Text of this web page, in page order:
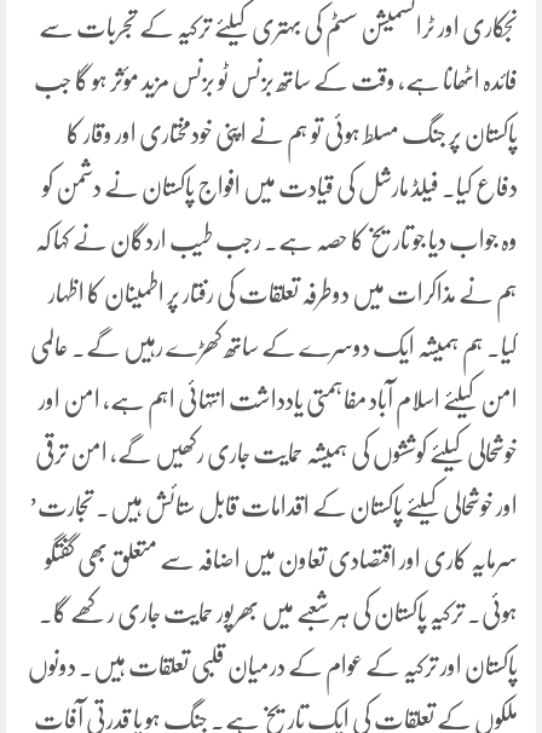
نجکاری اور ٹرانسمیشن سسٹم کی بہتری کیلئے ترکیہ کے تجربات سے
فائدہ اٹھانا ہے، وقت کے ساتھ بزنس ٹو بزنس مزید مؤثر ہو گا جب
پاکستان پر جنگ مسلط ہوئی تو ہم نے اپنی خودمختاری اور وقار کا
دفاع کیا۔ فیلڈ مارشل کی قیادت میں افواج پاکستان نے دشمن کو
وہ جواب دیا جو تاریخ کا حصہ ہے۔ رجب طیب اردگان نے کہا کہ
ہم نے مذاکرات میں دوطرفہ تعلقات کی رفتار پر اطمینان کا اظہار
کیا۔ ہم ہمیشہ ایک دوسرے کے ساتھ کھڑے رہیں گے۔ عالمی
امن کیلئے اسلام آباد مفاہمتی یادداشت انتہائی اہم ہے، امن اور
خوشحالی کیلئے کوششوں کی ہمیشہ حمایت جاری رکھیں گے، امن ترقی
اور خوشحالی کیلئے پاکستان کے اقدامات قابل ستائش ہیں۔ تجارت’
سرمایہ کاری اور اقتصادی تعاون میں اضافہ سے متعلق بھی گفتگو
ہوئی۔ ترکیہ پاکستان کی ہر شعبے میں بھرپور حمایت جاری رکھے گا۔
پاکستان اور ترکیہ کے عوام کے درمیان قلبی تعلقات ہیں۔ دونوں
ملکوں کے تعلقات کی ایک تاریخ ہے۔ جنگ ہو یا قدرتی آفات